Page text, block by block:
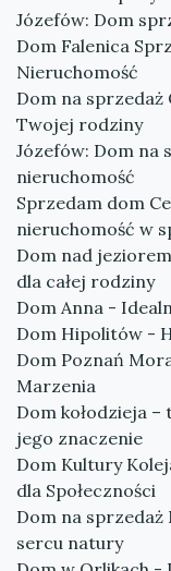
Józefów: Dom
Dom Falenica
Nieruchomość
Dom na sprzedaż
Twojej rodziny
Józefów: Dom na
nieruchomość
Sprzedam dom
nieruchomość w
Dom nad
dla całej rodziny
Dom Anna -
Dom Hipolitów -
Dom Poznań
Marzenia
Dom kołodzieja
jego znaczenie
Dom Kultury
dla Społeczności
Dom na
sercu natury